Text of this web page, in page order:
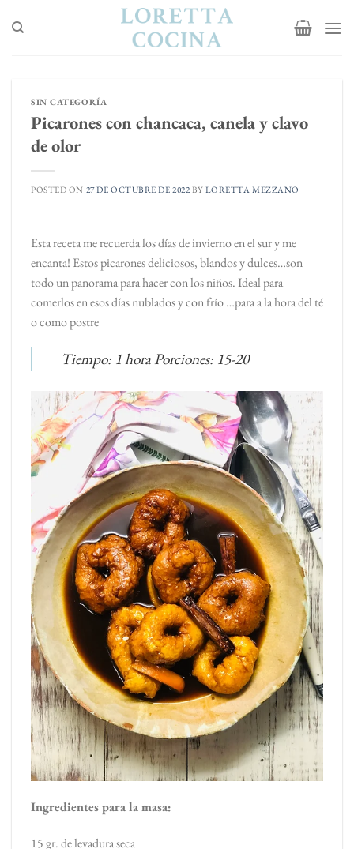
SIN CATEGORÍA
Picarones con chancaca, canela y clavo
de olor
POSTED ON 27 DE OCTUBRE DE 2022 BY LORETTA MEZZANO
Esta receta me recuerda los días de invierno en el sur y me
encanta! Estos picarones deliciosos, blandos y dulces…son
todo un panorama para hacer con los niños. Ideal para
comerlos en esos días nublados y con frío …para a la hora del té
o como postre
Tiempo: 1 hora Porciones: 15-20
Ingredientes para la masa:
15 gr. de levadura seca